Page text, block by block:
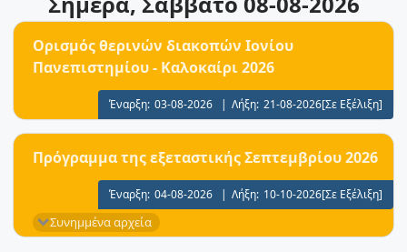
Ορισμός θερινών διακοπών Ιονίου
Πανεπιστημίου - Καλοκαίρι 2026
Έναρξη: 03-08-2026 | Λήξη: 21-08-2026[Σε Εξέλιξη]
Πρόγραμμα της εξεταστικής Σεπτεμβρίου 2026
Έναρξη: 04-08-2026 | Λήξη: 10-10-2026[Σε Εξέλιξη]
Συνημμένα αρχεία